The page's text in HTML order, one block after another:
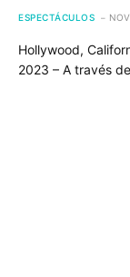
ESPECTÁCULOS
Hollywood,
2023 – A través